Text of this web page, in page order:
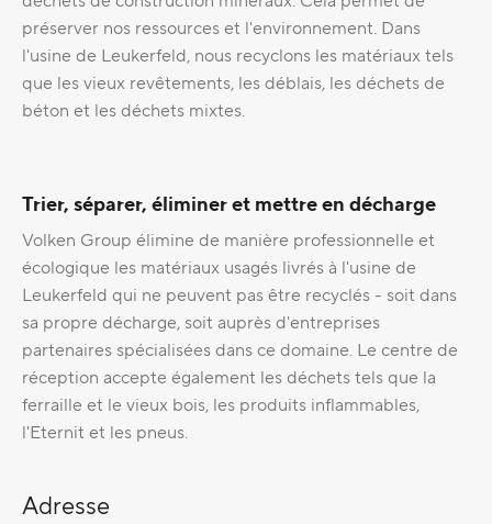
préserver nos ressources et l'environnement. Dans
l'usine de Leukerfeld, nous recyclons les matériaux tels
que les vieux revêtements, les déblais, les déchets de
béton et les déchets mixtes.
Trier, séparer, éliminer et mettre en décharge
Volken Group élimine de manière professionnelle et
écologique les matériaux usagés livrés à l'usine de
Leukerfeld qui ne peuvent pas être recyclés - soit dans
sa propre décharge, soit auprès d'entreprises
partenaires spécialisées dans ce domaine. Le centre de
réception accepte également les déchets tels que la
ferraille et le vieux bois, les produits inflammables,
l'Eternit et les pneus.
Adresse